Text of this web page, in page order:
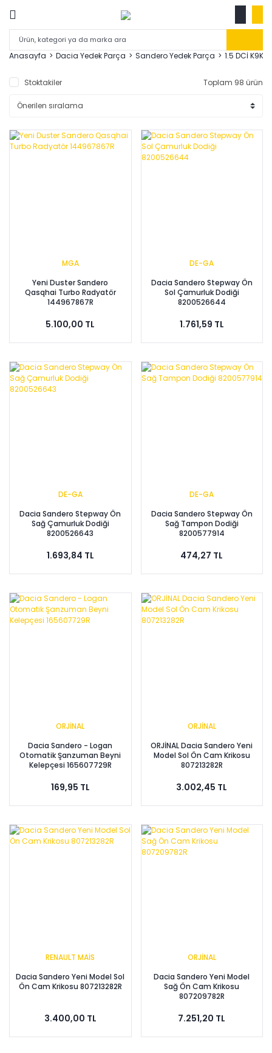
Anasayfa Dacia Yedek Parça Sandero Yedek Parça 1.5 DCİ K9K
Stoktakiler Toplam 98 ürün
MGA
Yeni Duster Sandero
Qasqhai Turbo Radyatör
144967867R
5.100,00 TL
DE-GA
Dacia Sandero Stepway Ön
Sol Çamurluk Dodiği
8200526644
1.761,59 TL
DE-GA
Dacia Sandero Stepway Ön
Sağ Çamurluk Dodiği
8200526643
1.693,84 TL
DE-GA
Dacia Sandero Stepway Ön
Sağ Tampon Dodiği
8200577914
474,27 TL
ORJİNAL
Dacia Sandero - Logan
Otomatik Şanzuman Beyni
Kelepçesi 165607729R
169,95 TL
ORJİNAL
ORJİNAL Dacia Sandero Yeni
Model Sol Ön Cam Krikosu
807213282R
3.002,45 TL
RENAULT MAİS
Dacia Sandero Yeni Model Sol
Ön Cam Krikosu 807213282R
3.400,00 TL
ORJİNAL
Dacia Sandero Yeni Model
Sağ Ön Cam Krikosu
807209782R
7.251,20 TL